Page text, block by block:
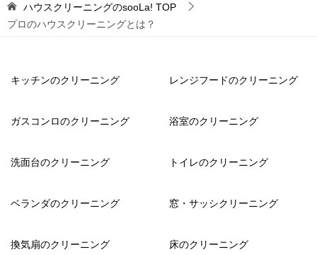
ハウスクリーニングのsooLa! TOP
プロのハウスクリーニングとは？
キッチンのクリーニング レンジフードのクリーニング
ガスコンロのクリーニング 浴室のクリーニング
洗面台のクリーニング トイレのクリーニング
ベランダのクリーニング 窓・サッシクリーニング
換気扇のクリーニング 床のクリーニング